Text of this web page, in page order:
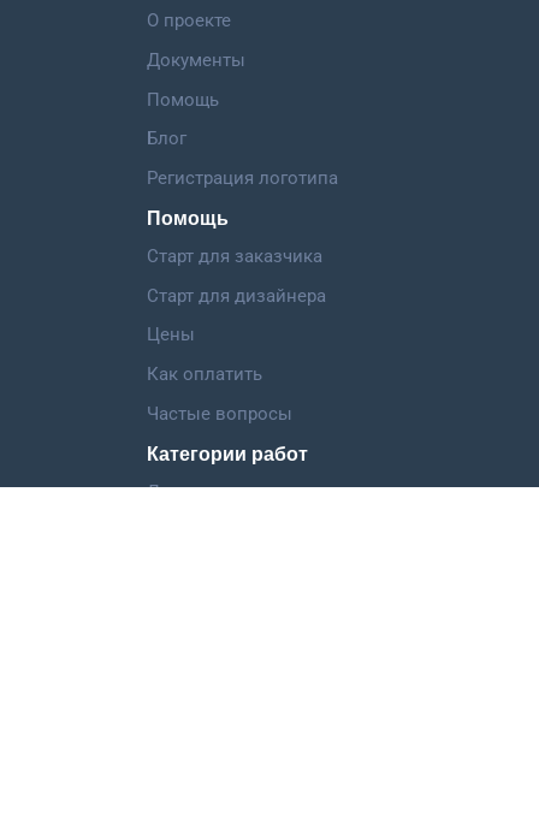
О проекте
Документы
Помощь
Блог
Регистрация логотипа
Помощь
Старт для заказчика
Старт для дизайнера
Цены
Как оплатить
Частые вопросы
Категории работ
Логотип